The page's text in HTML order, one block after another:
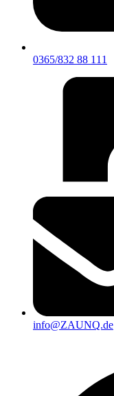
0365/832 88 111
info@ZAUNQ.de